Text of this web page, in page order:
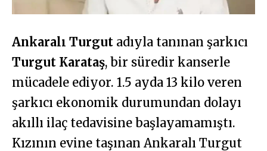
Ankaralı Turgut adıyla tanınan şarkıcı
Turgut Karataş, bir süredir kanserle
mücadele ediyor. 1.5 ayda 13 kilo veren
şarkıcı ekonomik durumundan dolayı
akıllı ilaç tedavisine başlayamamıştı.
Kızının evine taşınan Ankaralı Turgut